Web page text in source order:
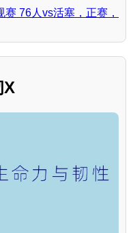
76人vs活塞，正赛，
X